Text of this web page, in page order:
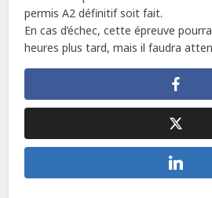
permis A2 définitif soit fait.
En cas d’échec, cette épreuve
heures plus tard, mais il faudra